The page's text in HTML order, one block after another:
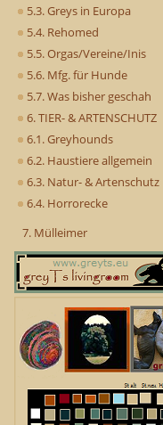
5.3. Greys in Europa
5.4. Rehomed
5.5. Orgas/Vereine/Inis
5.6. Mfg. für Hunde
5.7. Was bisher geschah
6. TIER- & ARTENSCHUTZ
6.1. Greyhounds
6.2. Haustiere allgemein
6.3. Natur- & Artenschutz
6.4. Horrorecke
7. Mülleimer